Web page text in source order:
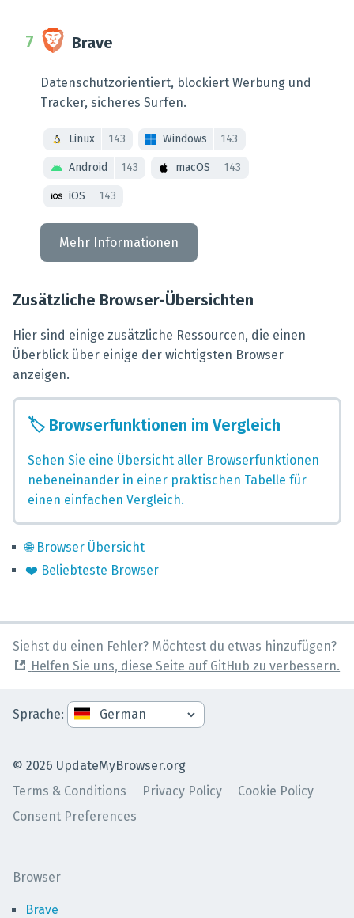
Brave
Datenschutzorientiert, blockiert Werbung und
Tracker, sicheres Surfen.
Linux 143 Windows 143
Android 143 macOS 143
iOS 143
Mehr Informationen
Zusätzliche Browser-Übersichten
Hier sind einige zusätzliche Ressourcen, die einen
Überblick über einige der wichtigsten Browser
anzeigen.
🏷️ Browserfunktionen im Vergleich
Sehen Sie eine Übersicht aller Browserfunktionen
nebeneinander in einer praktischen Tabelle für
einen einfachen Vergleich.
🌐 Browser Übersicht
❤️ Beliebteste Browser
Siehst du einen Fehler? Möchtest du etwas hinzufügen?
Helfen Sie uns, diese Seite auf GitHub zu verbessern.
© 2026 UpdateMyBrowser.org
Terms & Conditions
Privacy Policy
Cookie Policy
Consent Preferences
Sprache:
Browser
Brave